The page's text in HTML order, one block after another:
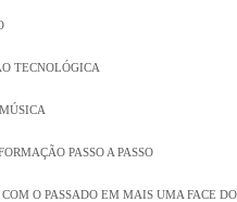
TECNOLÓGICA
PASSO A PASSO
O PASSADO EM MAIS UMA FACE